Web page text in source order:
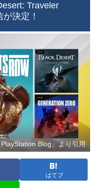
Traveler
決定！
Blog」より引用
はてブ